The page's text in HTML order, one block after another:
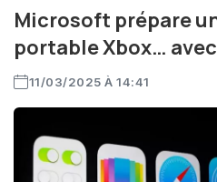
Microsoft prépare
portable Xbox…
11/03/2025 À 14:41